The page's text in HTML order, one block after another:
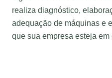
realiza diagnóstico,
adequação de máquinas e
que sua empresa esteja